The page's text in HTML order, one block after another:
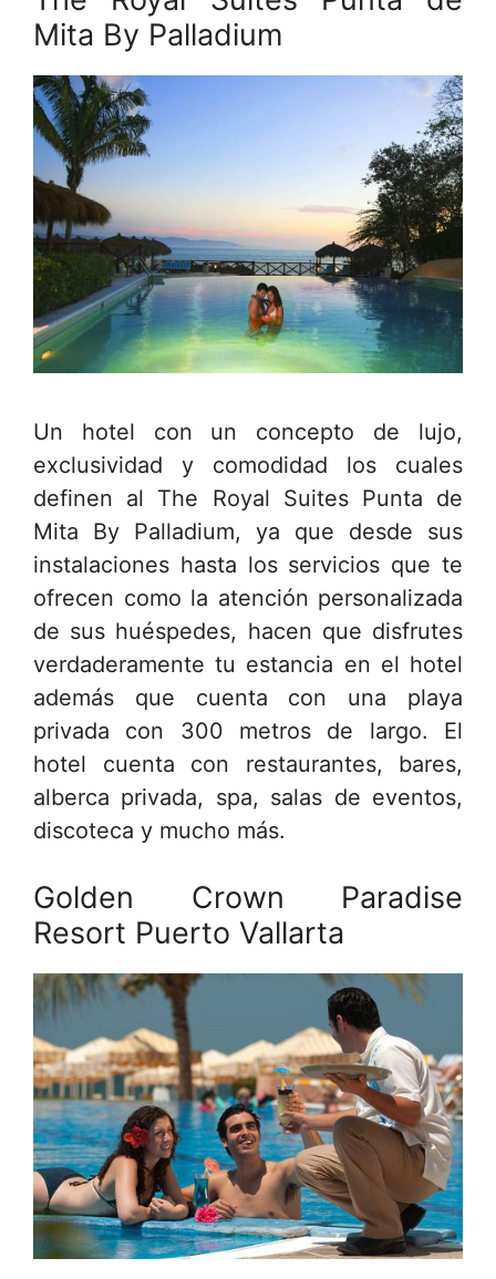
Mita By Palladium
Un hotel con un concepto de lujo,
exclusividad y comodidad los cuales
definen al The Royal Suites Punta de
Mita By Palladium, ya que desde sus
instalaciones hasta los servicios que te
ofrecen como la atención personalizada
de sus huéspedes, hacen que disfrutes
verdaderamente tu estancia en el hotel
además que cuenta con una playa
privada con 300 metros de largo. El
hotel cuenta con restaurantes, bares,
alberca privada, spa, salas de eventos,
discoteca y mucho más.
Golden Crown Paradise
Resort Puerto Vallarta